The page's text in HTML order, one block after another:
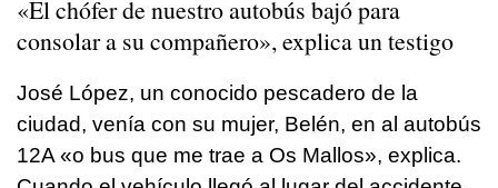
«El chófer de nuestro autobús bajó para
consolar a su compañero», explica un testigo
José López, un conocido pescadero de la
ciudad, venía con su mujer, Belén, en al autobús
12A «o bus que me trae a Os Mallos», explica.